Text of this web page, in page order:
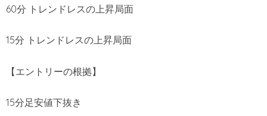
60分 トレンドレスの上昇局面
15分 トレンドレスの上昇局面
【エントリーの根拠】
15分足安値下抜き